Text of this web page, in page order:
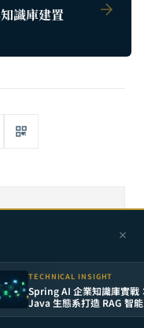
識庫建置
新洞見
告，您將第一時間收
TECHNICAL INSIGHT
Spring AI 企業知識庫實戰
Java 生態系打造 RAG 智
答系統